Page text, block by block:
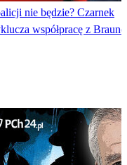
nie będzie? Czarnek
współpracę z